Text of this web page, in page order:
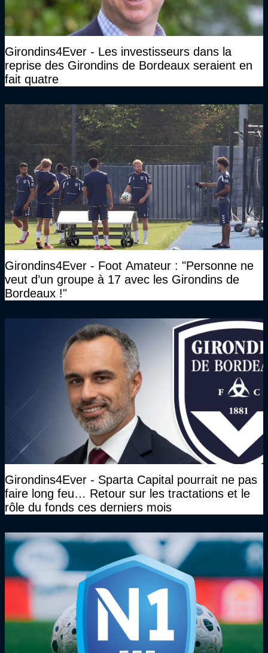
Girondins4Ever - Les investisseurs dans la
reprise des Girondins de Bordeaux seraient en
fait quatre
Girondins4Ever - Foot Amateur : "Personne ne
veut d’un groupe à 17 avec les Girondins de
Bordeaux !"
Girondins4Ever - Sparta Capital pourrait ne pas
faire long feu… Retour sur les tractations et le
rôle du fonds ces derniers mois